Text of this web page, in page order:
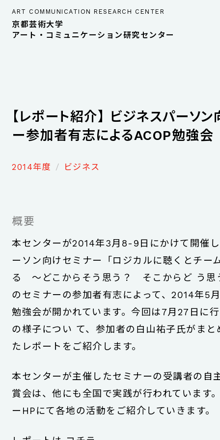
ART COMMUNICATION RESEARCH CENTER
京都芸術大学
アート・コミュニケーション研究センター
【レポート紹介】 ビジネスパーソ
ー参加者有志によるACOP勉強会
2014年度 ビジネス
概要
本センターが2014年3月8-9日にかけて開催
ーソン向けセミナー「ロジカルに聴くとチー
る 〜どこからそう思う？ そこからど う思
のセミナーの参加者有志によって、2014年5
勉強会が開かれています。今回は7月27日に
の様子につい て、参加者の白山祐子氏がまと
たレポートをご紹介します。
本センターが主催したセミナーの受講者の自
賞会は、他にも全国で実践が行われています
ーHPにて各地の活動をご紹介していきます。